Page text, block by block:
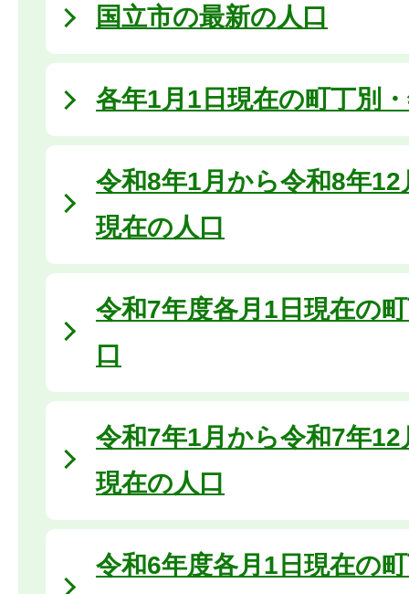
国立市の最新の人口
各年1月1日現在の町丁別
令和8年1月から令和8年
現在の人口
令和7年度各月1日現在の
口
令和7年1月から令和7年
現在の人口
令和6年度各月1日現在の